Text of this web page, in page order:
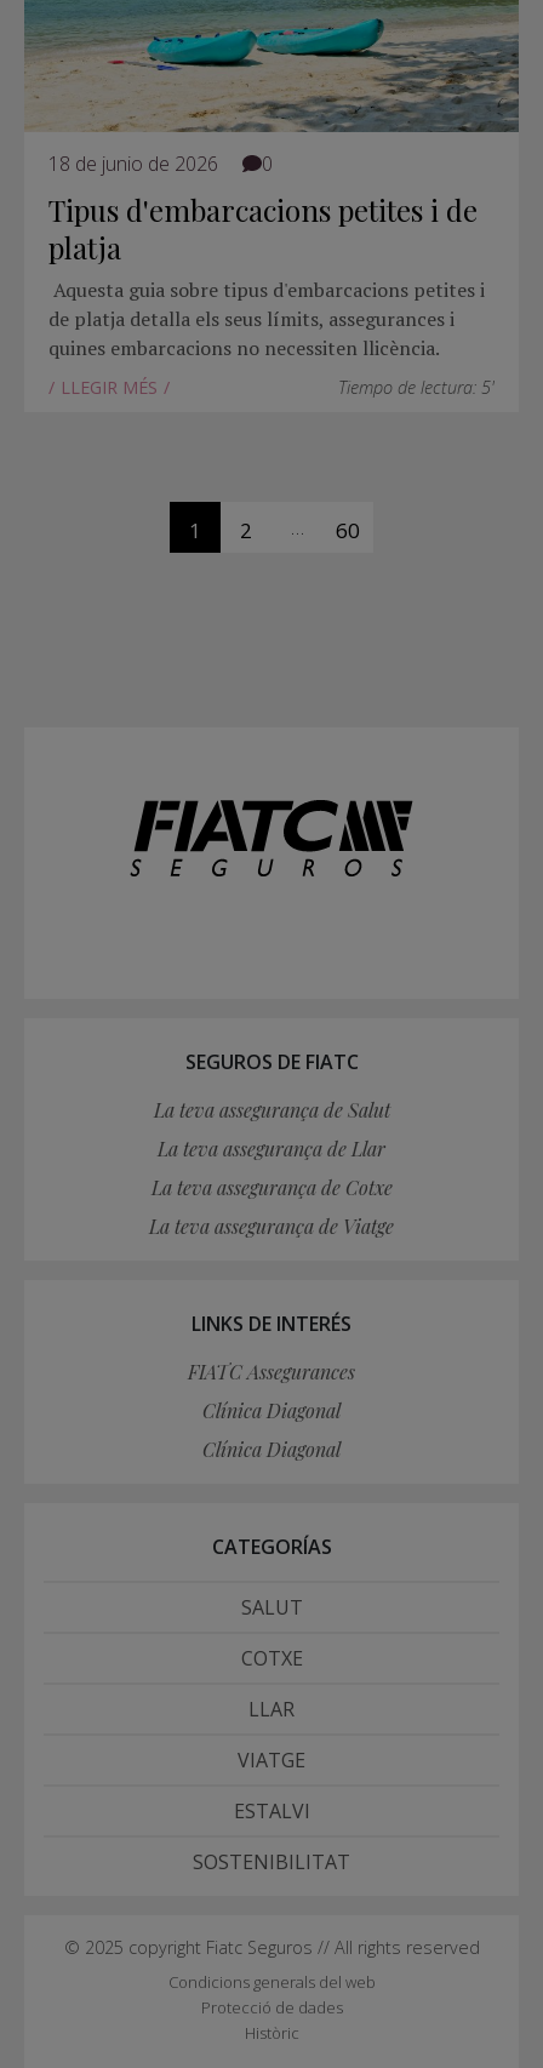
18 de junio de 2026 0
Tipus d'embarcacions petites i de
platja
Aquesta guia sobre tipus d'embarcacions petites i
de platja detalla els seus límits, assegurances i
quines embarcacions no necessiten llicència.
LLEGIR MÉS Tiempo de lectura: 5'
1 2 … 60
SEGUROS DE FIATC
La teva assegurança de Salut
La teva assegurança de Llar
La teva assegurança de Cotxe
La teva assegurança de Viatge
LINKS DE INTERÉS
FIATC Assegurances
Clínica Diagonal
Clínica Diagonal
CATEGORÍAS
SALUT
COTXE
LLAR
VIATGE
ESTALVI
SOSTENIBILITAT
© 2025 copyright Fiatc Seguros // All rights reserved
Condicions generals del web
Protecció de dades
Històric